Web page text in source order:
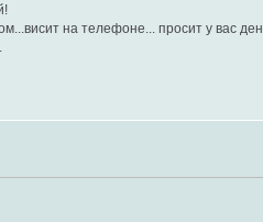
на телефоне... просит у вас